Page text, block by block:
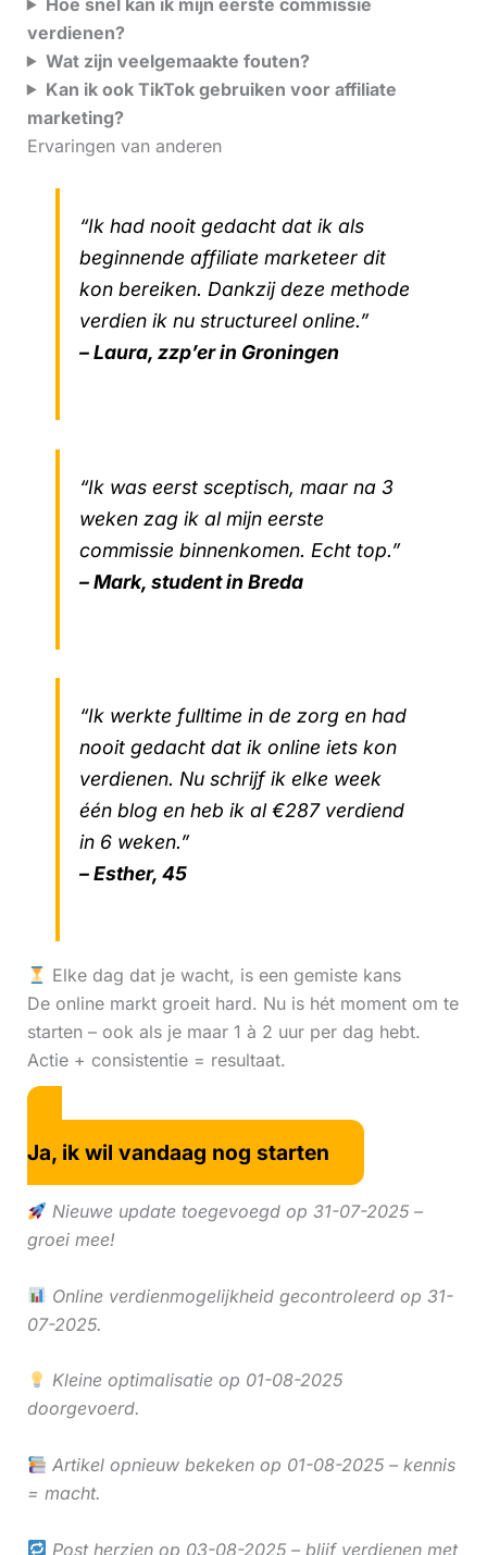
verdienen?
Wat zijn veelgemaakte fouten?
Kan ik ook TikTok gebruiken voor affiliate
marketing?
Ervaringen van anderen
“Ik had nooit gedacht dat ik als
beginnende affiliate marketeer dit
kon bereiken. Dankzij deze methode
verdien ik nu structureel online.”
– Laura, zzp’er in Groningen
“Ik was eerst sceptisch, maar na 3
weken zag ik al mijn eerste
commissie binnenkomen. Echt top.”
– Mark, student in Breda
“Ik werkte fulltime in de zorg en had
nooit gedacht dat ik online iets kon
verdienen. Nu schrijf ik elke week
één blog en heb ik al €287 verdiend
in 6 weken.”
– Esther, 45
Elke dag dat je wacht, is een gemiste kans
De online markt groeit hard. Nu is hét moment om te
starten – ook als je maar 1 à 2 uur per dag hebt.
Actie + consistentie = resultaat.
Ja, ik wil vandaag nog starten
Nieuwe update toegevoegd op 31-07-2025 –
groei mee!
Online verdienmogelijkheid gecontroleerd op 31-
07-2025.
Kleine optimalisatie op 01-08-2025
doorgevoerd.
Artikel opnieuw bekeken op 01-08-2025 – kennis
= macht.
Post herzien op 03-08-2025 – blijf verdienen met